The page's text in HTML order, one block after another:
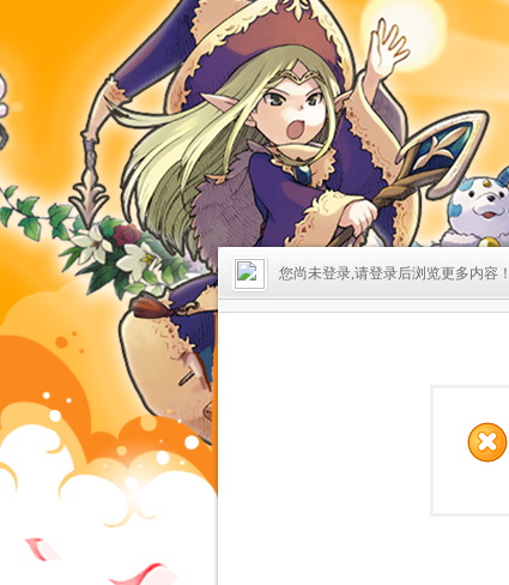
您尚未登录,请登录后浏览更多内容！